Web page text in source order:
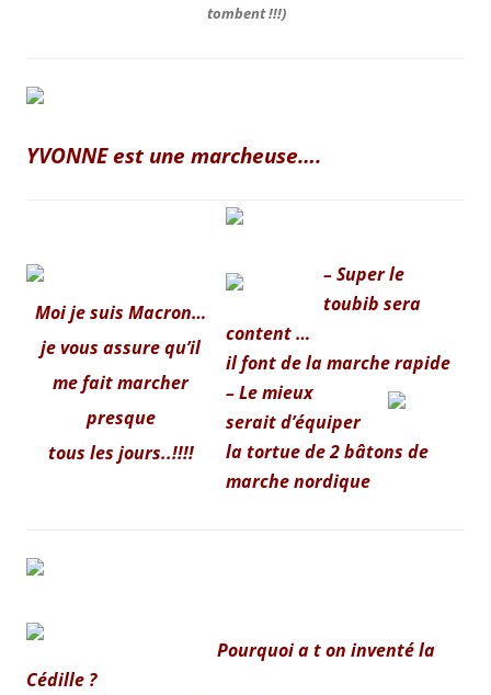
tombent !!!)
YVONNE est une marcheuse….
Moi je suis Macron…
je vous assure qu’il
me fait marcher
presque
tous les jours..!!!!
–Super le
toubib sera
content …
il font de la marche rapide
– Le mieux
serait d’équiper
la tortue de 2 bâtons de
marche nordique
Pourquoi a t on inventé la
Cédille ?